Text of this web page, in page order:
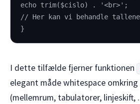
echo trim($cislo) . '<br>';
// Her kan vi behandle
}
I dette tilfælde fjerner funktionen
elegant måde whitespace
(mellemrum, tabulatorer, linjeskift,